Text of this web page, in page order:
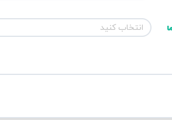
انتخاب کنید